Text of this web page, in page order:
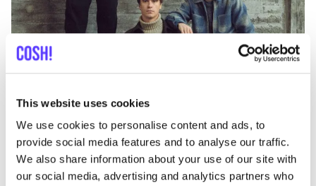
This website uses cookies
We use cookies to personalise content and ads, to
provide social media features and to analyse our traffic.
We also share information about your use of our site with
our social media, advertising and analytics partners who